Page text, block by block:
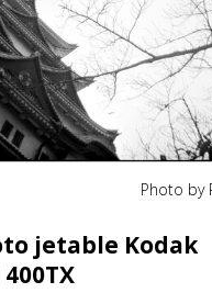
Photo by
jetable Kodak